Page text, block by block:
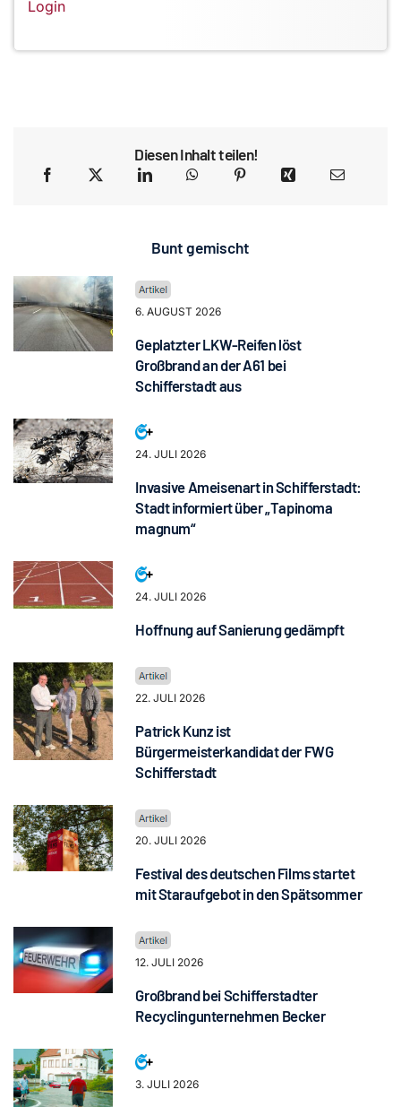
Login
Diesen Inhalt teilen!
Bunt gemischt
6. AUGUST 2026
Geplatzter LKW-Reifen löst
Großbrand an der A61 bei
Schifferstadt aus
24. JULI 2026
Invasive Ameisenart in Schifferstadt:
Stadt informiert über „Tapinoma
magnum“
24. JULI 2026
Hoffnung auf Sanierung gedämpft
22. JULI 2026
Patrick Kunz ist
Bürgermeisterkandidat der FWG
Schifferstadt
20. JULI 2026
Festival des deutschen Films startet
mit Staraufgebot in den Spätsommer
12. JULI 2026
Großbrand bei Schifferstadter
Recyclingunternehmen Becker
3. JULI 2026